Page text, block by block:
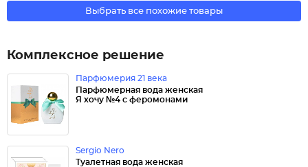
Выбрать все похожие товары
Комплексное решение
Парфюмерия 21 века
Парфюмерная вода женская
Я хочу №4 с феромонами
Sergio Nero
Туалетная вода женская